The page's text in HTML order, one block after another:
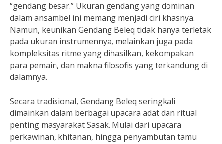
“gendang besar.” Ukuran gendang yang dominan
dalam ansambel ini memang menjadi ciri khasnya.
Namun, keunikan Gendang Beleq tidak hanya terletak
pada ukuran instrumennya, melainkan juga pada
kompleksitas ritme yang dihasilkan, kekompakan
para pemain, dan makna filosofis yang terkandung di
dalamnya.
Secara tradisional, Gendang Beleq seringkali
dimainkan dalam berbagai upacara adat dan ritual
penting masyarakat Sasak. Mulai dari upacara
perkawinan, khitanan, hingga penyambutan tamu